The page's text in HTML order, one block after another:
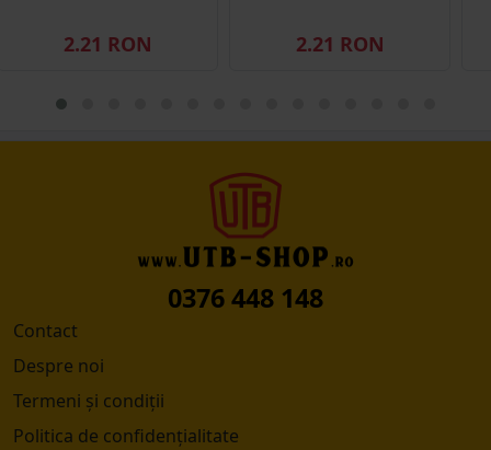
2.21 RON 2.21 RON
0376 448 148
Contact
Despre noi
Termeni și condiții
Politica de confidențialitate